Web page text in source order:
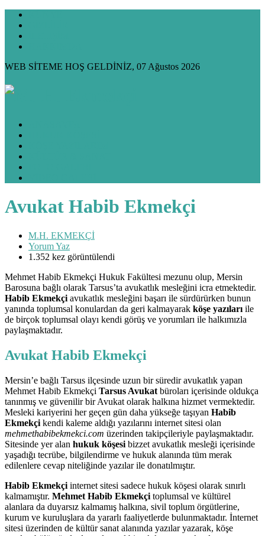
WEB SİTEME HOŞ GELDİNİZ, 07 Ağustos 2026
Avukat Habib Ekmekçi
M.H. EKMEKÇİ
Yorum Yaz
1.352 kez görüntülendi
Mehmet Habib Ekmekçi Hukuk Fakültesi mezunu olup, Mersin
Barosuna bağlı olarak Tarsus’ta avukatlık mesleğini icra etmektedir.
Habib Ekmekçi avukatlık mesleğini başarı ile sürdürürken bunun
yanında toplumsal konulardan da geri kalmayarak köşe yazıları ile
de birçok toplumsal olayı kendi görüş ve yorumları ile halkımızla
paylaşmaktadır.
Avukat Habib Ekmekçi
Mersin’e bağlı Tarsus ilçesinde uzun bir süredir avukatlık yapan
Mehmet Habib Ekmekçi Tarsus Avukat büroları içerisinde oldukça
tanınmış ve güvenilir bir Avukat olarak halkına hizmet vermektedir.
Mesleki kariyerini her geçen gün daha yükseğe taşıyan Habib
Ekmekçi kendi kaleme aldığı yazılarını internet sitesi olan
mehmethabibekmekci.com üzerinden takipçileriyle paylaşmaktadır.
Sitesinde yer alan hukuk köşesi bizzet avukatlık mesleği içerisinde
yaşadığı tecrübe, bilgilendirme ve hukuk alanında tüm merak
edilenlere cevap niteliğinde yazılar ile donatılmıştır.
Habib Ekmekçi internet sitesi sadece hukuk köşesi olarak sınırlı
kalmamıştır. Mehmet Habib Ekmekçi toplumsal ve kültürel
alanlara da duyarsız kalmamış halkına, sivil toplum örgütlerine,
kurum ve kuruluşlara da yararlı faaliyetlerde bulunmaktadır. İnternet
sitesi üzerinden de kültür sanat alanında yazılar yazarak, köşe